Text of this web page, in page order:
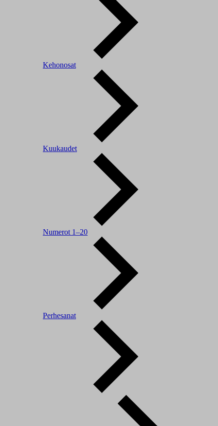
Kehonosat
Kuukaudet
Numerot 1–20
Perhesanat